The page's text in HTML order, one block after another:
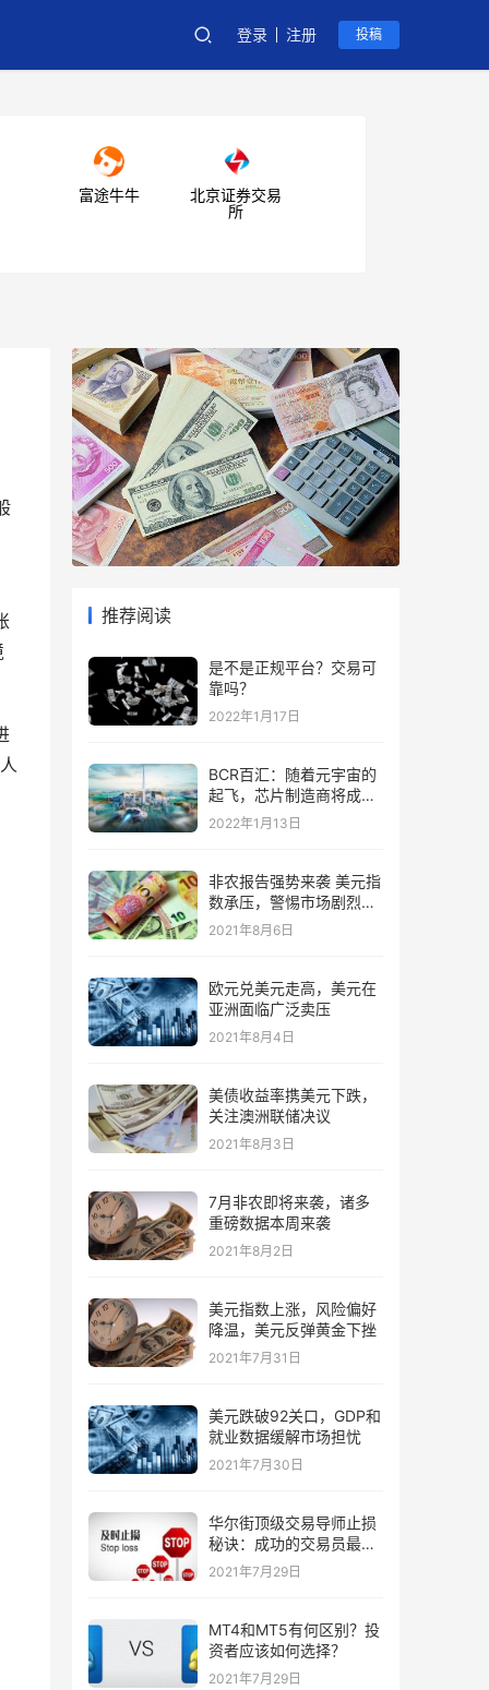
登录 注册 投稿
富途牛牛
北京证券交易
所
推荐阅读
是不是正规平台？交易可
靠吗？
2022年1月17日
BCR百汇：随着元宇宙的
起飞，芯片制造商将成为
“赢家”
2022年1月13日
非农报告强势来袭 美元指
数承压，警惕市场剧烈波
动
2021年8月6日
欧元兑美元走高，美元在
亚洲面临广泛卖压
2021年8月4日
美债收益率携美元下跌，
关注澳洲联储决议
2021年8月3日
7月非农即将来袭，诸多
重磅数据本周来袭
2021年8月2日
美元指数上涨，风险偏好
降温，美元反弹黄金下挫
2021年7月31日
美元跌破92关口，GDP和
就业数据缓解市场担忧
2021年7月30日
华尔街顶级交易导师止损
秘诀：成功的交易员最喜
欢的三种止损策略！
2021年7月29日
MT4和MT5有何区别？投
资者应该如何选择？
2021年7月29日